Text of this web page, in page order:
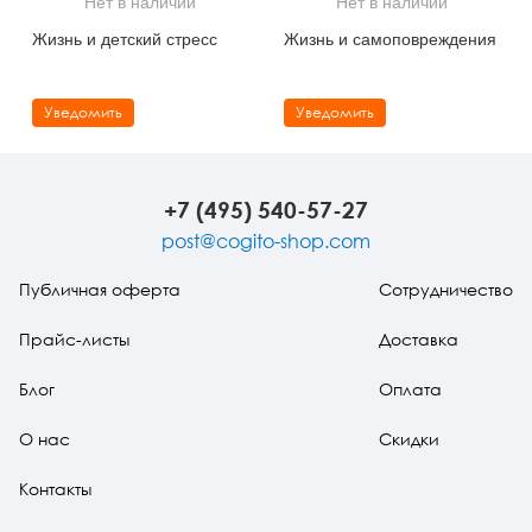
Другие направления психотерапии
Социальная психология
Классический и юнгианский психоанализ
Жизнь и детский стресс
Уведомить
Жизнь и самоповреждения
Уведомить
+7 (495) 540-57-27
post@cogito-shop.com
Публичная оферта
Прайс-листы
Блог
О нас
Контакты
Сотрудничество
Доставка
Оплата
Скидки